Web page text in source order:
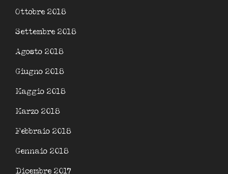
Ottobre 2018
Settembre 2018
Agosto 2018
Giugno 2018
Maggio 2018
Marzo 2018
Febbraio 2018
Gennaio 2018
Dicembre 2017